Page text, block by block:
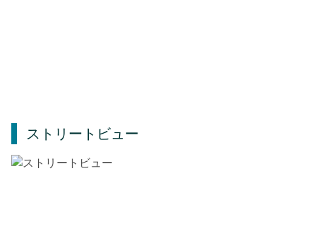
ストリートビュー